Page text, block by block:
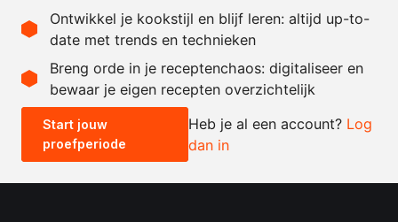
Recept omrekenen
- +
0.5x 1x 2x
Ontwikkel je kookstijl en blijf leren: altijd up-to-
date met trends en technieken
Breng orde in je receptenchaos: digitaliseer en
bewaar je eigen recepten overzichtelijk
Start jouw
proefperiode
Heb je al een account? Log
dan in